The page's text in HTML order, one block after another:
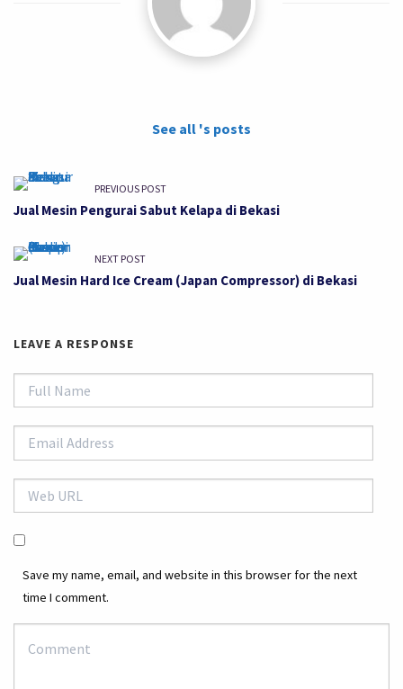
See all 's posts
PREVIOUS POST
Jual Mesin Pengurai Sabut Kelapa di Bekasi
NEXT POST
Jual Mesin Hard Ice Cream (Japan Compressor) di Bekasi
LEAVE A RESPONSE
Save my name, email, and website in this browser for the next
time I comment.